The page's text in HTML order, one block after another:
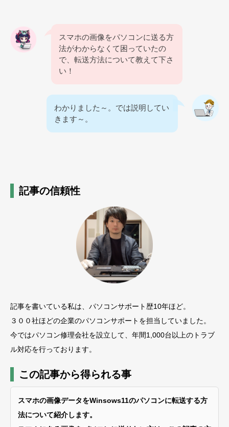
スマホの画像をパソコンに送る方
法がわからなくて困っていたの
で、転送方法について教えて下さ
い！
わかりました～。では説明してい
きます～。
記事の信頼性
記事を書いている私は、パソコンサポート歴10年ほど。
３００社ほどの企業のパソコンサポートを担当していました。
今ではパソコン修理会社を設立して、年間1,000台以上のトラブ
ル対応を行っております。
この記事から得られる事
スマホの画像データをWinsows11のパソコンに転送する方
法について紹介します。